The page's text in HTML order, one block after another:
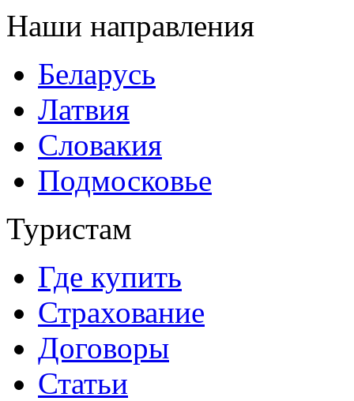
Наши направления
Беларусь
Латвия
Словакия
Подмосковье
Туристам
Где купить
Страхование
Договоры
Статьи